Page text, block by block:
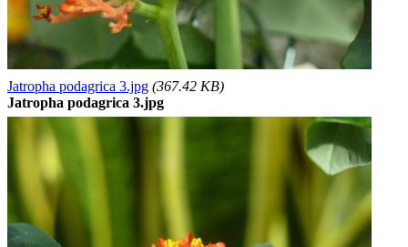
Jatropha podagrica 3.jpg (367.42 KB)
Jatropha podagrica 3.jpg